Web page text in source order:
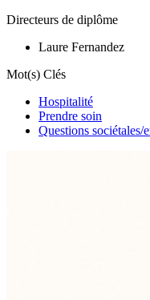
Directeurs de diplôme
Laure Fernandez
Mot(s) Clés
Hospitalité
Prendre soin
Questions sociétales/